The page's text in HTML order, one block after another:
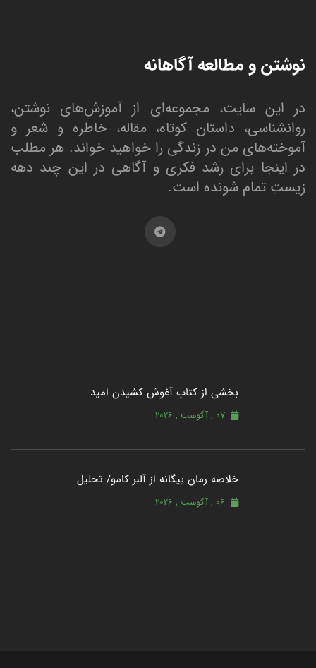
نوشتن و مطالعه آگاهانه
در این سایت، مجموعه‌ای از آموزش‌های نوشتن،
روانشناسی، داستان کوتاه، مقاله، خاطره و شعر و
آموخته‌های من در زندگی را خواهید خواند. هر مطلب
در اینجا برای رشد فکری و آگاهی در این چند دهه
زیستِ تمام شونده است.
بخشی از کتاب آغوش کشیدن امید
07 , آگوست , 2026
خلاصه رمان بیگانه از آلبر کامو/ تحلیل
06 , آگوست , 2026